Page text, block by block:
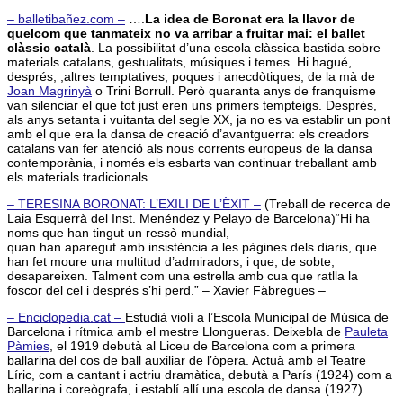
– balletibañez.com –
La idea de Boronat era la llavor de
quelcom que tanmateix no va arribar a fruitar mai: el ballet
clàssic català . La possibilitat d’una escola clàssica bastida sobre
materials catalans, gestualitats, músiques i temes. Hi hagué,
després, ,altres temptatives, poques i anecdòtiques, de la mà de
Joan Magrinyà o Trini Borrull. Però quaranta anys de franquisme
van silenciar el que tot just eren uns primers tempteigs. Després,
als anys setanta i vuitanta del segle XX, ja no es va establir un pont
amb el que era la dansa de creació d’avantguerra: els creadors
catalans van fer atenció als nous corrents europeus de la dansa
contemporània, i només els esbarts van continuar treballant amb
els materials tradicionals….
– TERESINA BORONAT: L’EXILI DE L’ÈXIT – (Treball de recerca de
Laia Esquerrà del Inst. Menéndez y Pelayo de Barcelona)“Hi ha
noms que han tingut un ressò mundial,
quan han aparegut amb insistència a les pàgines dels diaris, que
han fet moure una multitud d’admiradors, i que, de sobte,
desapareixen. Talment com una estrella amb cua que ratlla la
foscor del cel i després s’hi perd.” – Xavier Fàbregues –
– Enciclopedia.cat – Estudià violí a l’Escola Municipal de Música de
Barcelona i rítmica amb el mestre Llongueras. Deixebla de Pauleta
Pàmies , el 1919 debutà al Liceu de Barcelona com a primera
ballarina del cos de ball auxiliar de l’òpera. Actuà amb el Teatre
Líric, com a cantant i actriu dramàtica, debutà a París (1924) com a
ballarina i coreògrafa, i establí allí una escola de dansa (1927).